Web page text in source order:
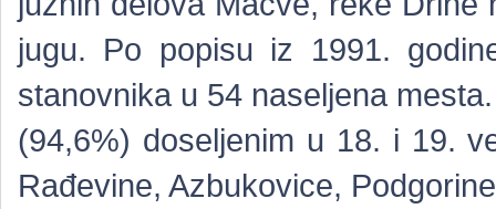
jugu. Po popisu iz 1991.
stanovnika u 54 naseljena
(94,6%) doseljenim u 18. i 19.
Rađevine, Azbukovice,